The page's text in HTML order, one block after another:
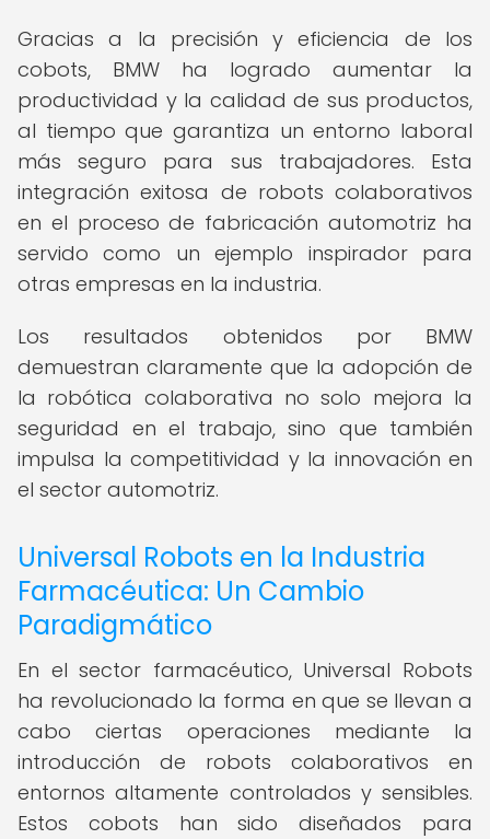
Gracias a la precisión y eficiencia de los
cobots, BMW ha logrado aumentar la
productividad y la calidad de sus productos,
al tiempo que garantiza un entorno laboral
más seguro para sus trabajadores. Esta
integración exitosa de robots colaborativos
en el proceso de fabricación automotriz ha
servido como un ejemplo inspirador para
otras empresas en la industria.
Los resultados obtenidos por BMW
demuestran claramente que la adopción de
la robótica colaborativa no solo mejora la
seguridad en el trabajo, sino que también
impulsa la competitividad y la innovación en
el sector automotriz.
Universal Robots en la Industria
Farmacéutica: Un Cambio
Paradigmático
En el sector farmacéutico, Universal Robots
ha revolucionado la forma en que se llevan a
cabo ciertas operaciones mediante la
introducción de robots colaborativos en
entornos altamente controlados y sensibles.
Estos cobots han sido diseñados para